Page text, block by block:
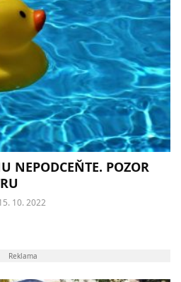
NEPODCEŇTE. POZOR
10. 2022
Reklama